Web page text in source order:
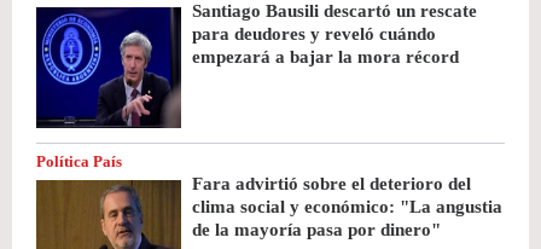
Santiago Bausili descartó un rescate
para deudores y reveló cuándo
empezará a bajar la mora récord
Política País
Fara advirtió sobre el deterioro del
clima social y económico: "La angustia
de la mayoría pasa por dinero"